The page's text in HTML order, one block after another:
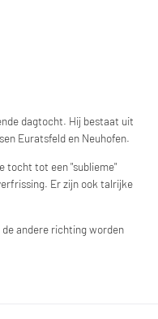
dagtocht. Hij bestaat uit
Euratsfeld en Neuhofen.
tocht tot een "sublieme"
Er zijn ook talrijke
andere richting worden